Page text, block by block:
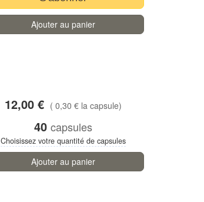
Ajouter au panier
12,00 € ( 0,30 € la capsule)
40 capsules
Choisissez votre quantité de capsules
Ajouter au panier